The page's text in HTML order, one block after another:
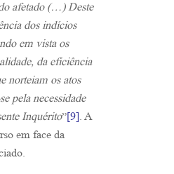
afetado (…) Deste
dos indícios
em vista os
da eficiência
norteiam os atos
pela necessidade
Inquérito”[9]. A
em face da